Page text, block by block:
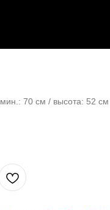
70 см / высота: 52 см